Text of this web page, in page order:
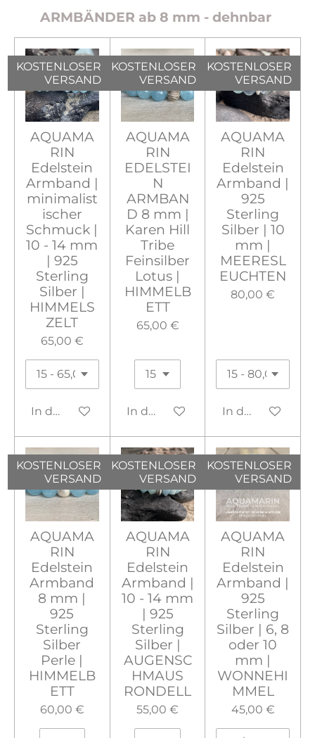
ARMBÄNDER ab 8 mm - dehnbar
KOSTENLOSER
VERSAND
AQUAMA
RIN
Edelstein
Armband |
minimalist
ischer
Schmuck |
10 - 14 mm
| 925
Sterling
Silber |
HIMMELS
ZELT
65,00 €
In den Warenkorb
KOSTENLOSER
VERSAND
AQUAMA
RIN
EDELSTEI
N
ARMBAN
D 8 mm |
Karen Hill
Tribe
Feinsilber
Lotus |
HIMMELB
ETT
65,00 €
In den Warenkorb
KOSTENLOSER
VERSAND
AQUAMA
RIN
Edelstein
Armband |
925
Sterling
Silber | 10
mm |
MEERESL
EUCHTEN
80,00 €
In den
KOSTENLOSER
VERSAND
AQUAMA
RIN
Edelstein
Armband
8 mm |
925
Sterling
Silber
Perle |
HIMMELB
ETT
60,00 €
KOSTENLOSER
VERSAND
AQUAMA
RIN
Edelstein
Armband |
10 - 14 mm
| 925
Sterling
Silber |
AUGENSC
HMAUS
RONDELL
55,00 €
KOSTENLOSER
VERSAND
AQUAMA
RIN
Edelstein
Armband |
925
Sterling
Silber | 6, 8
oder 10
mm |
WONNEHI
MMEL
45,00 €